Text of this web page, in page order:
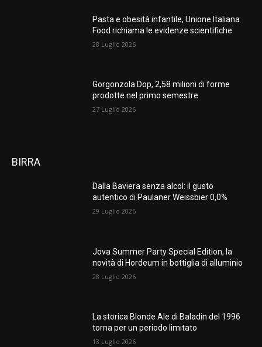
Pasta e obesità infantile, Unione Italiana
Food richiama le evidenze scientifiche
28 Luglio 2026
Gorgonzola Dop, 2,58 milioni di forme
prodotte nel primo semestre
27 Luglio 2026
BIRRA
Dalla Baviera senza alcol: il gusto
autentico di Paulaner Weissbier 0,0%
29 Luglio 2026
Jova Summer Party Special Edition, la
novità di Hordeum in bottiglia di alluminio
28 Luglio 2026
La storica Blonde Ale di Baladin del 1996
torna per un periodo limitato
13 Luglio 2026